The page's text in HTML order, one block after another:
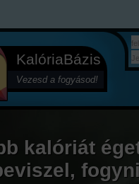
KalóriaBázis
Vezesd a fogyásod!
kalóriát